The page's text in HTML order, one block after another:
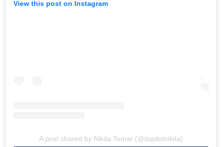
View this post on Instagram
A post shared by Nikita Tomar (@itspilotnikita)